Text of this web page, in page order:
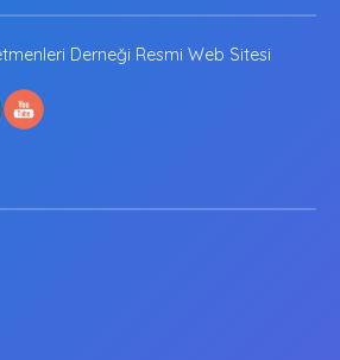
Derneği Resmi Web Sitesi